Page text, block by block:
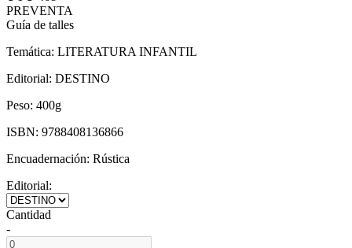
PREVENTA
Guía de talles
Temática: LITERATURA INFANTIL
Editorial: DESTINO
Peso: 400g
ISBN: 9788408136866
Encuadernación: Rústica
Editorial:
Cantidad
-